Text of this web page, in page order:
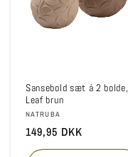
Sansebold sæt á 2 bolde,
Leaf brun
Forhandler:
NATRUBA
Normalpris
149,95 DKK